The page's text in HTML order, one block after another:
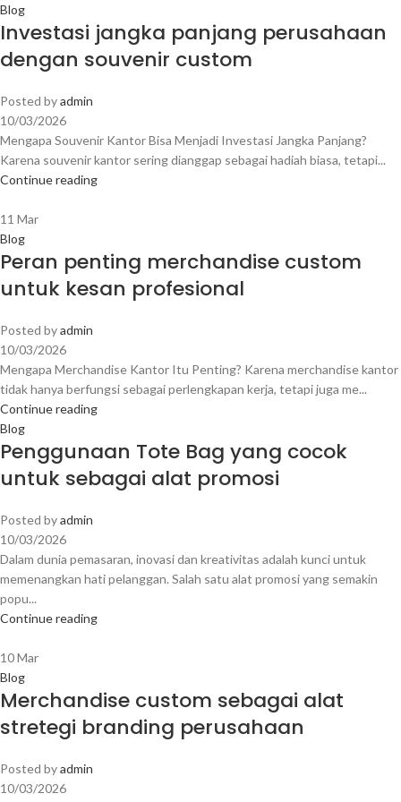
Blog
Investasi jangka panjang perusahaan
dengan souvenir custom
Posted byadmin
10/03/2026
Mengapa Souvenir Kantor Bisa Menjadi Investasi Jangka Panjang?
Karena souvenir kantor sering dianggap sebagai hadiah biasa, tetapi...
Continue reading
11 Mar
Blog
Peran penting merchandise custom
untuk kesan profesional
Posted byadmin
10/03/2026
Mengapa Merchandise Kantor Itu Penting? Karena merchandise kantor
tidak hanya berfungsi sebagai perlengkapan kerja, tetapi juga me...
Continue reading
Blog
Penggunaan Tote Bag yang cocok
untuk sebagai alat promosi
Posted byadmin
10/03/2026
Dalam dunia pemasaran, inovasi dan kreativitas adalah kunci untuk
memenangkan hati pelanggan. Salah satu alat promosi yang semakin
popu...
Continue reading
10Mar
Blog
Merchandise custom sebagai alat
stretegi branding perusahaan
Posted byadmin
10/03/2026